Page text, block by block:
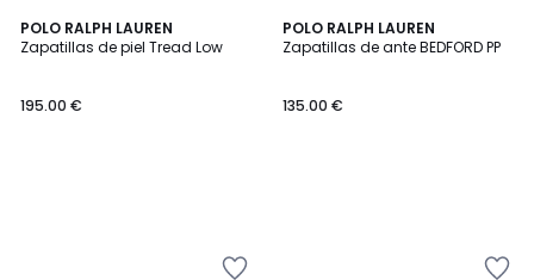
POLO RALPH LAUREN
Zapatillas de piel Tread Low
195.00 €
POLO RALPH LAUREN
Zapatillas de ante BEDFORD PP
135.00 €